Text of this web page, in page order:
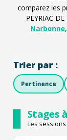
comparez les
PEYRIAC
Narbonne,
Trier par :
Pertinence
Stages
Les sessions